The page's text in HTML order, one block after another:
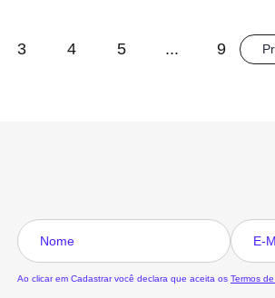
3 4 5 ... 9
Ao clicar em Cadastrar você declara que aceita os Termos